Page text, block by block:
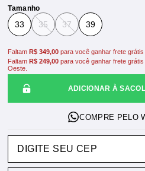
Tamanho
33 35 37 39
ADICIONAR À
FaltamR$ 349,00 para você ganhar frete
FaltamR$ 249,00 para você ganhar frete
Oeste.